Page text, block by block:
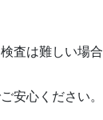
査は難しい場
安心ください。